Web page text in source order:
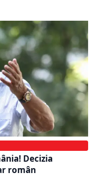
Decizia
român